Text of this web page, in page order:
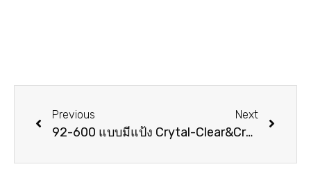
Previous
92-600 แบบมีแป้ง
Next
Crytal-Clear&Crystal-Blue